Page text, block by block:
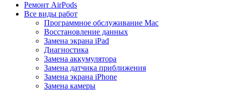
Ремонт AirPods
Все виды работ
Программное обслуживание Mac
Восстановление данных
Замена экрана iPad
Диагностика
Замена аккумулятора
Замена датчика приближения
Замена экрана iPhone
Замена камеры